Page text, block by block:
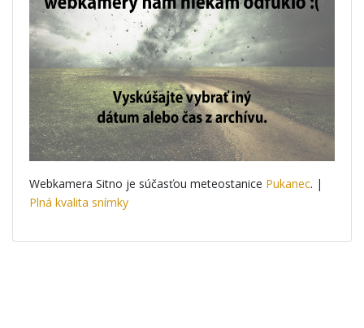
Webkamera Sitno je súčasťou meteostanice Pukanec. |
Plná kvalita snímky